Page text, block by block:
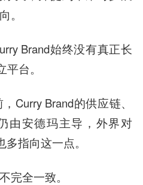
。
Brand始终没有真正长
台。
Curry Brand的供应链、
由安德玛主导，外界对
指向这一点。
完全一致。